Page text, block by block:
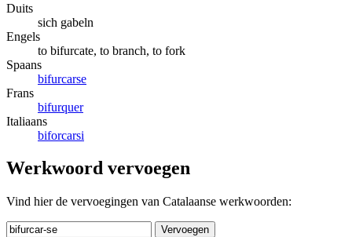
Duits
sich gabeln
Engels
to bifurcate, to branch, to fork
Spaans
bifurcarse
Frans
bifurquer
Italiaans
biforcarsi
Werkwoord vervoegen
Vind hier de vervoegingen van Catalaanse werkwoorden:
Vervoegen